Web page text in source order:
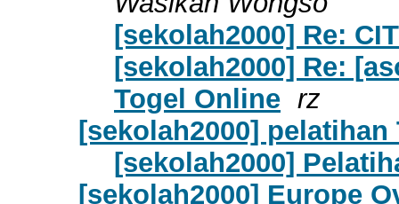
[sekolah2000] Re:
[sekolah2000] Re:
Togel Online rz
[sekolah2000]
[sekolah2000]
[sekolah2000] Europe